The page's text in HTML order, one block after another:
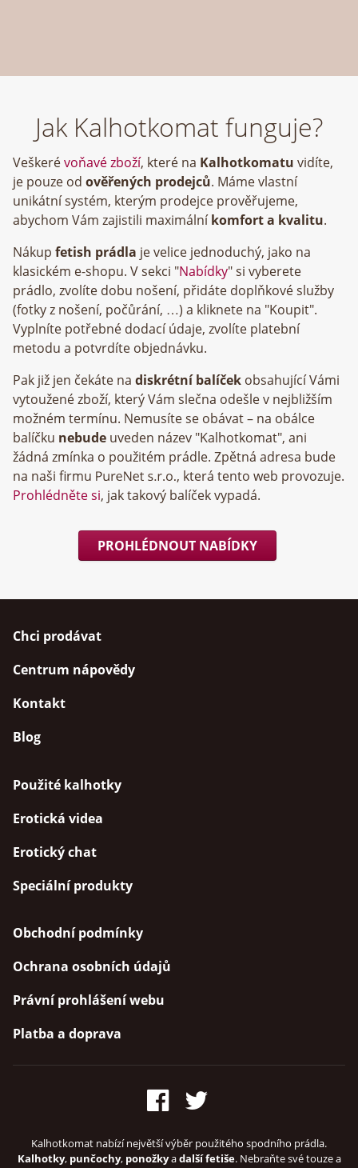
Jak Kalhotkomat funguje?
Veškerévoňavé zboží, které na Kalhotkomatu vidíte,
je pouze od ověřených prodejců. Máme vlastní
unikátní systém, kterým prodejce prověřujeme,
abychom Vám zajistili maximálníkomfort a kvalitu.
Nákup fetish prádla je velice jednoduchý, jako na
klasickém e-shopu. V sekci "Nabídky" si vyberete
prádlo, zvolíte dobu nošení, přidáte doplňkové služby
(fotky z nošení, počůrání, …) a kliknete na "Koupit".
Vyplníte potřebné dodací údaje, zvolíte platební
metodu a potvrdíte objednávku.
Pak již jen čekáte na diskrétní balíček obsahující Vámi
vytoužené zboží, který Vám slečna odešle v nejbližším
možném termínu. Nemusíte se obávat – na obálce
balíčku nebude uveden název "Kalhotkomat", ani
žádná zmínka o použitém prádle. Zpětná adresa bude
na naši firmu
, která tento web provozuje.
Prohlédněte si, jak takový balíček vypadá.
PROHLÉDNOUT NABÍDKY
Chci prodávat
Centrum nápovědy
Kontakt
Blog
Použité kalhotky
Erotická videa
Erotický chat
Speciální produkty
Obchodní podmínky
Ochrana osobních údajů
Právní prohlášení webu
Platba a doprava
Kalhotkomat nabízí největší výběr použitého spodního prádla.
Kalhotky, punčochy, ponožkyadalší fetiše. Nebraňte své touze a